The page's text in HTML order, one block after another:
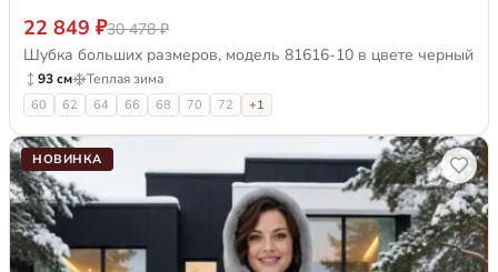
22 849 ₽30 478 ₽
Шубка больших размеров, модель 81616-10 в цвете черный
93 см Теплая зима
60 62 64 66 68 70 72 +1
НОВИНКА